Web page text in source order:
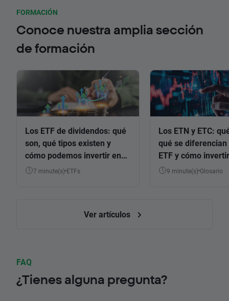
FORMACIÓN
Conoce nuestra amplia sección
de formación
Los ETF de dividendos: qué
son, qué tipos existen y
cómo podemos invertir en
ellos7 minute(s) ETFs
Los ETN y ETC:
qué se diferencian
ETF y cómo
9 minute(s) Glosario
Ver artículos
FAQ
¿Tienes alguna pregunta?